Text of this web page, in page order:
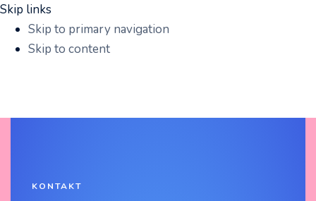
Skip links
Skip to primary navigation
Skip to content
KONTAKT